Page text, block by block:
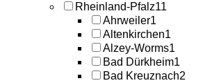
Rheinland-Pfalz11
Ahrweiler1
Altenkirchen1
Alzey-Worms1
Bad Dürkheim1
Bad Kreuznach2